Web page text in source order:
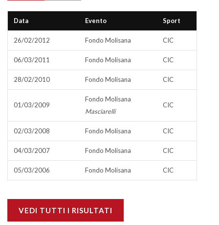
Data Evento Sport
26/02/2012 Fondo Molisana CIC
06/03/2011 Fondo Molisana CIC
28/02/2010 Fondo Molisana CIC
01/03/2009
Fondo Molisana
Masciarelli
CIC
02/03/2008 Fondo Molisana CIC
04/03/2007 Fondo Molisana CIC
05/03/2006 Fondo Molisana CIC
VEDI TUTTI I RISULTATI